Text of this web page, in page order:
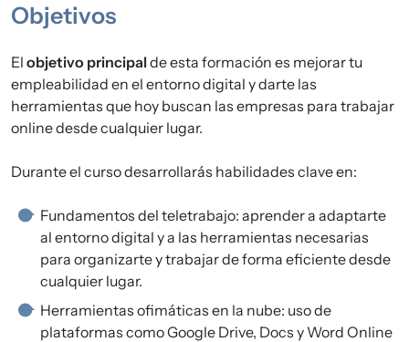
Objetivos
El objetivo principal de esta formación es mejorar tu
empleabilidad en el entorno digital y darte las
herramientas que hoy buscan las empresas para trabajar
online desde cualquier lugar.
Durante el curso desarrollarás habilidades clave en:
Fundamentos del teletrabajo: aprender a adaptarte
al entorno digital y a las herramientas necesarias
para organizarte y trabajar de forma eficiente desde
cualquier lugar.
Herramientas ofimáticas en la nube: uso de
plataformas como Google Drive, Docs y Word Online